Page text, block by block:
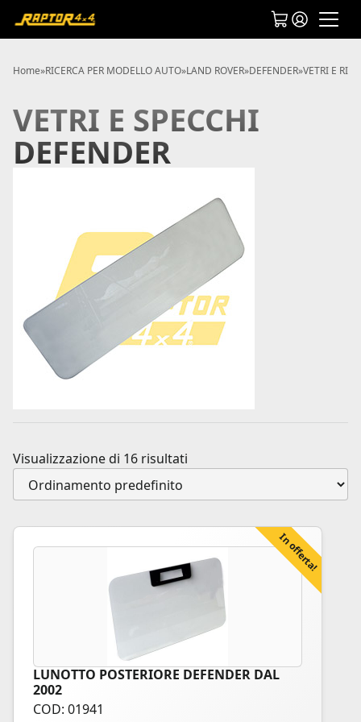
Home»RICERCA PER MODELLO AUTO»LAND ROVER»DEFENDER»VETRI E
VETRI E SPECCHI
DEFENDER
Visualizzazione di 16 risultati
In offerta!
LUNOTTO POSTERIORE DEFENDER DAL
2002
COD: 01941